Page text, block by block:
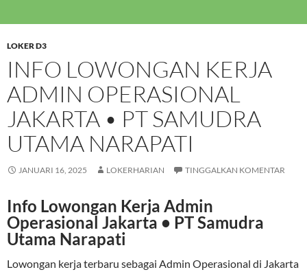
LOKER D3
INFO LOWONGAN KERJA
ADMIN OPERASIONAL
JAKARTA • PT SAMUDRA
UTAMA NARAPATI
JANUARI 16, 2025 LOKERHARIAN TINGGALKAN KOMENTAR
Info Lowongan Kerja Admin
Operasional Jakarta • PT Samudra
Utama Narapati
Lowongan kerja terbaru sebagai Admin Operasional di Jakarta